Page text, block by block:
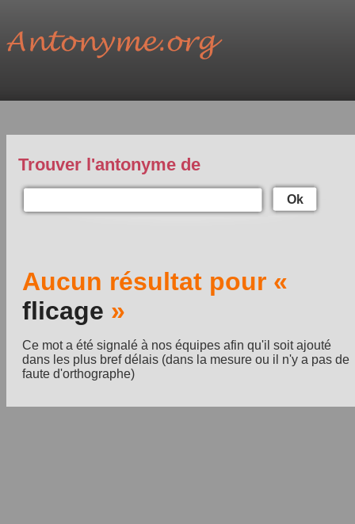
Trouver l'antonyme de
Ok
Aucun résultat pour «
flicage »
Ce mot a été signalé à nos équipes afin qu'il soit ajouté
dans les plus bref délais (dans la mesure ou il n'y a pas de
faute d'orthographe)